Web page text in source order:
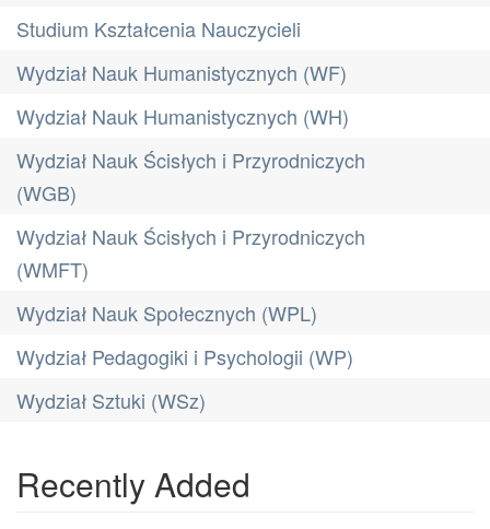
Studium Kształcenia Nauczycieli
Wydział Nauk Humanistycznych (WF)
Wydział Nauk Humanistycznych (WH)
Wydział Nauk Ścisłych i Przyrodniczych
(WGB)
Wydział Nauk Ścisłych i Przyrodniczych
(WMFT)
Wydział Nauk Społecznych (WPL)
Wydział Pedagogiki i Psychologii (WP)
Wydział Sztuki (WSz)
Recently Added